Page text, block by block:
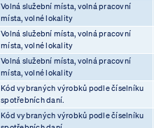
Volná služební místa, volná pracovní
místa, volné lokality
Volná služební místa, volná pracovní
místa, volné lokality
Volná služební místa, volná pracovní
místa, volné lokality
Kód vybraných výrobků podle číselníku
spotřebních daní.
Kód vybraných výrobků podle číselníku